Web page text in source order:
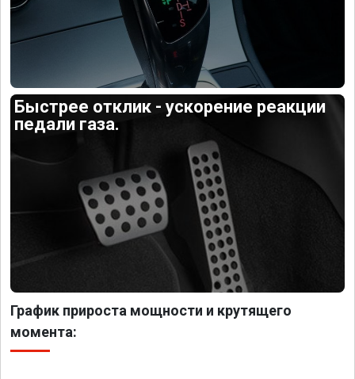
Быстрее отклик - ускорение реакции
педали газа.
График прироста мощности и крутящего
момента: